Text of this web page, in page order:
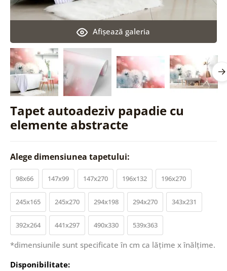
Tapet autoadeziv papadie cu
elemente abstracte
Afişează galeria
Alege dimensiunea tapetului:
98x66 147x99 147x270 196x132 196x270
245x165 245x270 294x198 294x270 343x231
392x264 441x297 490x330 539x363
*dimensiunile sunt specificate în cm ca lățime x înălțime.
Disponibilitate: